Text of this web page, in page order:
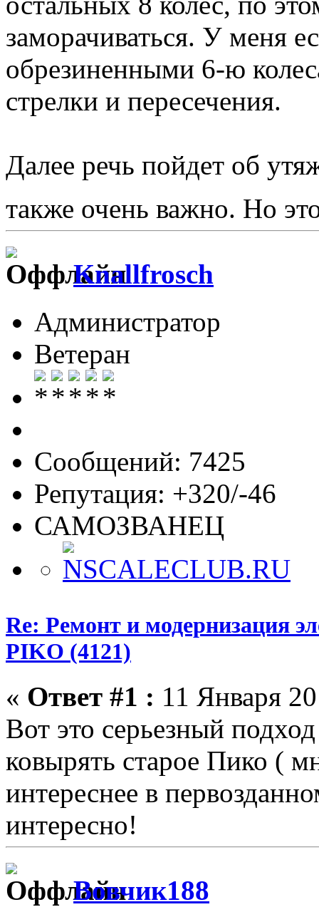
заморачиваться. У меня
обрезиненными 6-ю
стрелки и пересечения.
Далее речь пойдет об
также очень важно. Но
Knallfrosch
Администратор
Ветеран
Сообщений: 7425
Репутация: +320/-46
САМОЗВАНЕЦ
Re: Ремонт и модернизация
PIKO (4121)
« Ответ #1 : 11 Января
Вот это серьезный
ковырять старое Пико (
интереснее в
интересно!
Вовчик188